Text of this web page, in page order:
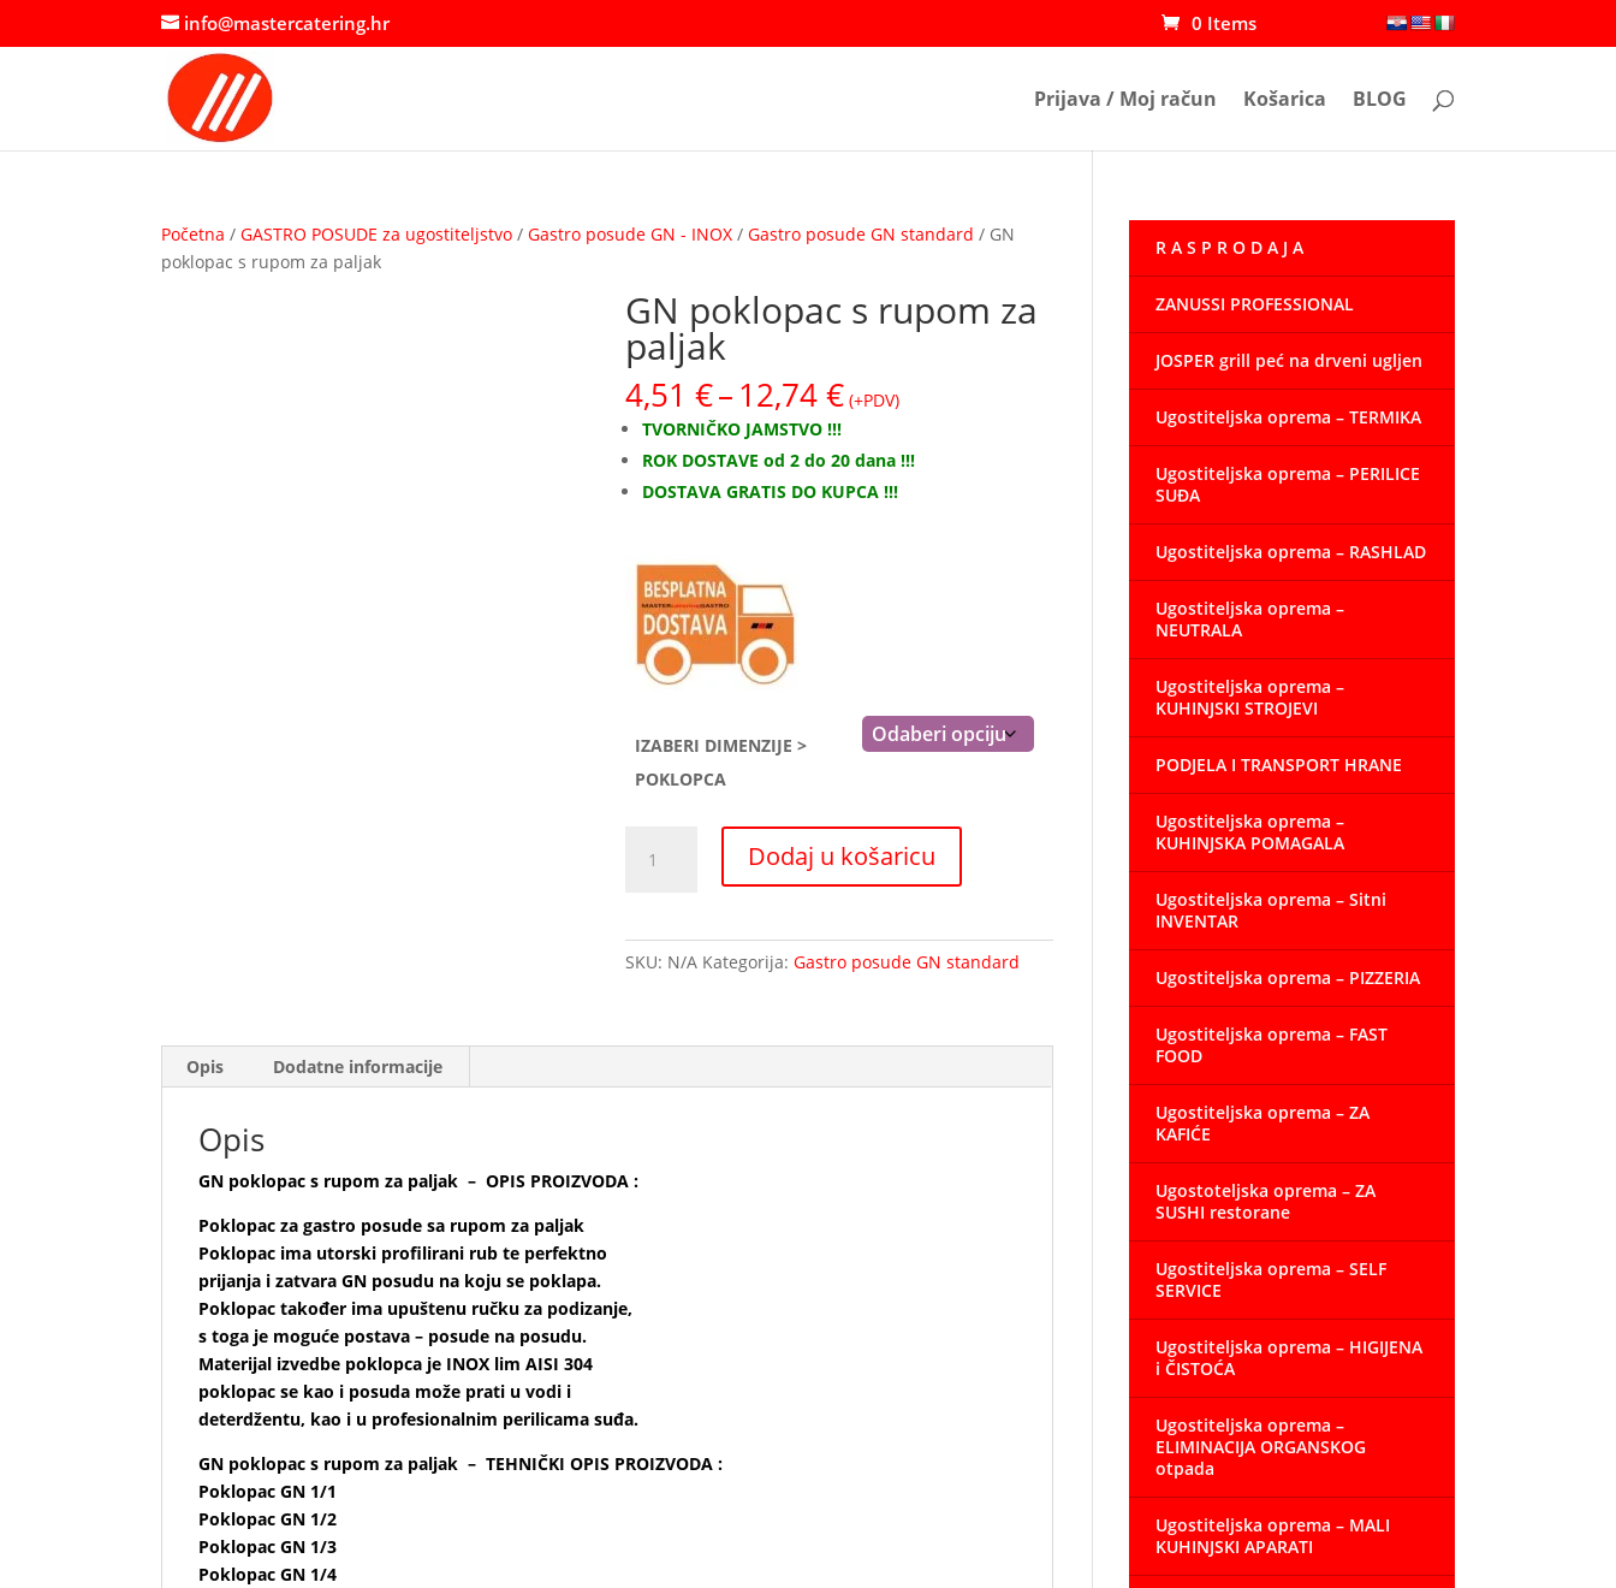
info@mastercatering.hr 0 Items
Prijava / Moj račun Košarica BLOG
Početna /GASTRO POSUDE za ugostiteljstvo /Gastro posude GN - INOX /Gastro posude GN standard / GN
poklopac s rupom za paljak
GN poklopac s rupom za
paljak
4,51€–12,74€Raspon
cijena:
od
4,51 €
do
(+PDV)
TVORNIČKO JAMSTVO !!!
ROK DOSTAVE od 2 do 20 dana !!!
DOSTAVA GRATIS DO KUPCA !!!
IZABERI DIMENZIJE >
POKLOPCA
poklopac
Dodaj u košaricu
SKU: N/A Kategorija:Gastro posude GN standard
Opis Dodatne informacije
Opis
GN poklopac s rupom za paljak – OPIS PROIZVODA :
Poklopac za gastro posude sa rupom za paljak
Poklopac ima utorski profilirani rub te perfektno
prijanja i zatvara GN posudu na koju se poklapa.
Poklopac također ima upuštenu ručku za podizanje,
s toga je moguće postava – posude na posudu.
Materijal izvedbe poklopca je INOX lim AISI 304
poklopac se kao i posuda može prati u vodi i
deterdžentu, kao i u profesionalnim perilicama suđa.
GN poklopac s rupom za paljak – TEHNIČKI OPIS PROIZVODA :
Poklopac GN 1/1
Poklopac GN 1/2
Poklopac GN 1/3
Poklopac GN 1/4
R A S P R O D A J A
ZANUSSI PROFESSIONAL
JOSPER grill peć na drveni ugljen
Ugostiteljska oprema – TERMIKA
Ugostiteljska oprema – PERILICE
SUĐA
Ugostiteljska oprema – RASHLAD
Ugostiteljska oprema –
NEUTRALA
Ugostiteljska oprema –
KUHINJSKI STROJEVI
PODJELA I TRANSPORT HRANE
Ugostiteljska oprema –
KUHINJSKA POMAGALA
Ugostiteljska oprema – Sitni
INVENTAR
Ugostiteljska oprema – PIZZERIA
Ugostiteljska oprema – FAST
FOOD
Ugostiteljska oprema – ZA
KAFIĆE
Ugostoteljska oprema – ZA
SUSHI restorane
Ugostiteljska oprema – SELF
SERVICE
Ugostiteljska oprema – HIGIJENA
i ČISTOĆA
Ugostiteljska oprema –
ELIMINACIJA ORGANSKOG
otpada
Ugostiteljska oprema – MALI
KUHINJSKI APARATI